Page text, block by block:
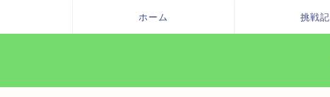
ホーム 挑戦記